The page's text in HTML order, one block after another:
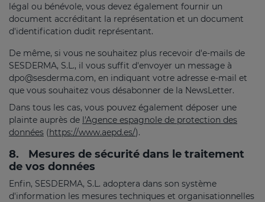
légal ou bénévole, vous devez également fournir un
document accréditant la représentation et un document
d'identification dudit représentant.
De même, si vous ne souhaitez plus recevoir d'e-mails de
SESDERMA, S.L., il vous suffit d'envoyer un message à
dpo@sesderma.com, en indiquant votre adresse e-mail et
que vous souhaitez vous désabonner de la NewsLetter.
Dans tous les cas, vous pouvez également déposer une
plainte auprès de l'Agence espagnole de protection des
données (https://www.aepd.es/).
8.
Mesures de sécurité dans le traitement
de vos données
Enfin, SESDERMA, S.L. adoptera dans son système
d'information les mesures techniques et organisationnelles